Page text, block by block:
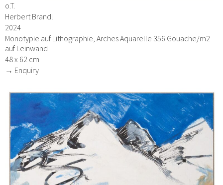
o.T.
Herbert Brandl
2024
Monotypie auf Lithographie, Arches Aquarelle 356 Gouache/m2
auf Leinwand
48 x 62 cm
→ Enquiry